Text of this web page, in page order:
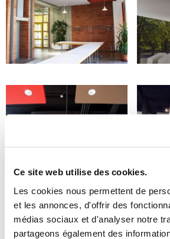
Ce site web utilise des cookies.
Les cookies nous permettent de
et les annonces, d'offrir des
médias sociaux et d'analyser notre
partageons également des